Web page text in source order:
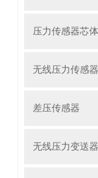
压力传感器芯体
无线压力传感器
差压传感器
无线压力变送器